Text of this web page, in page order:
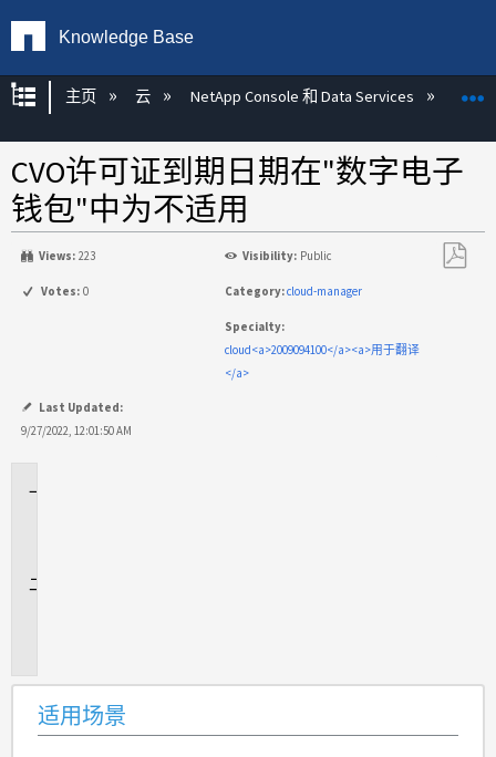
Knowledge Base
扩展/隐缩全局层次
主页 云 NetApp Console 和 Data Services
CVO许可证到期日期在"数字电子
钱包"中为不适用
Views: 223 Visibility: Public
Votes: 0 Category:cloud-manager
Specialty:
cloud<a>2009094100</a><a>用于翻译
</a>
Last Updated:
9/27/2022, 12:01:50 AM
适用场景